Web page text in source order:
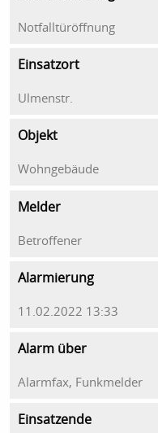
Notfalltüröffnung
Einsatzort
Ulmenstr.
Objekt
Wohngebäude
Melder
Betroffener
Alarmierung
11.02.2022 13:33
Alarm über
Alarmfax, Funkmelder
Einsatzende